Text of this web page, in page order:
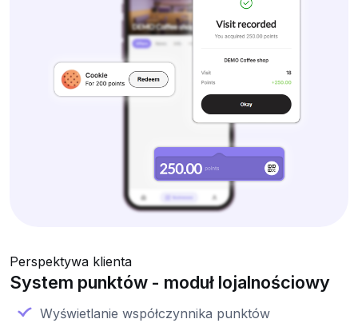
Perspektywa klienta
System punktów - moduł lojalnościowy
Wyświetlanie współczynnika punktów